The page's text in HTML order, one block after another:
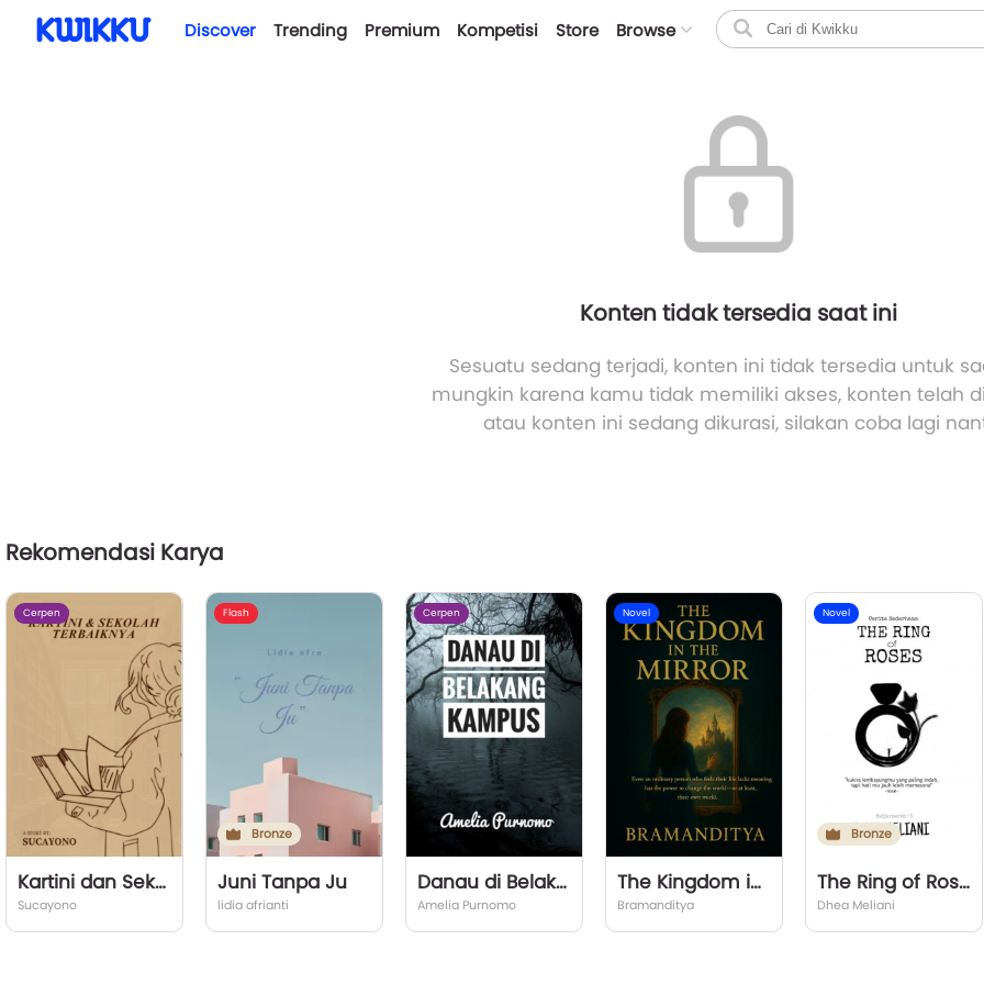
Discover Trending Premium Kompetisi Store Browse
Konten tidak tersedia saat ini
Sesuatu sedang terjadi, konten ini tidak tersedia untuk
mungkin karena kamu tidak memiliki akses, konten telah
atau konten ini sedang dikurasi, silakan coba lagi
Rekomendasi Karya
Cerpen
Kartini dan Sekolah Terbaiknya
Sucayono
Flash
Bronze
Juni Tanpa Ju
lidia afrianti
Cerpen
Danau di Belakang Kampus
Amelia Purnomo
Novel
The Kingdom in the Mirror
Bramanditya
Novel
Bronze
The Ring of Roses
Dhea Meliani